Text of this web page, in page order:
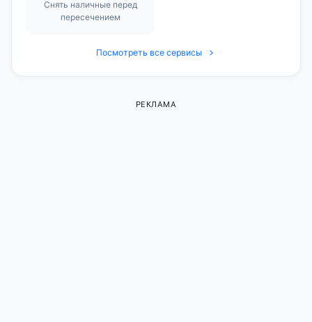
Снять наличные перед
пересечением
Посмотреть все сервисы
РЕКЛАМА